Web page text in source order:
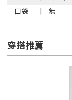
口袋
無
穿搭推薦